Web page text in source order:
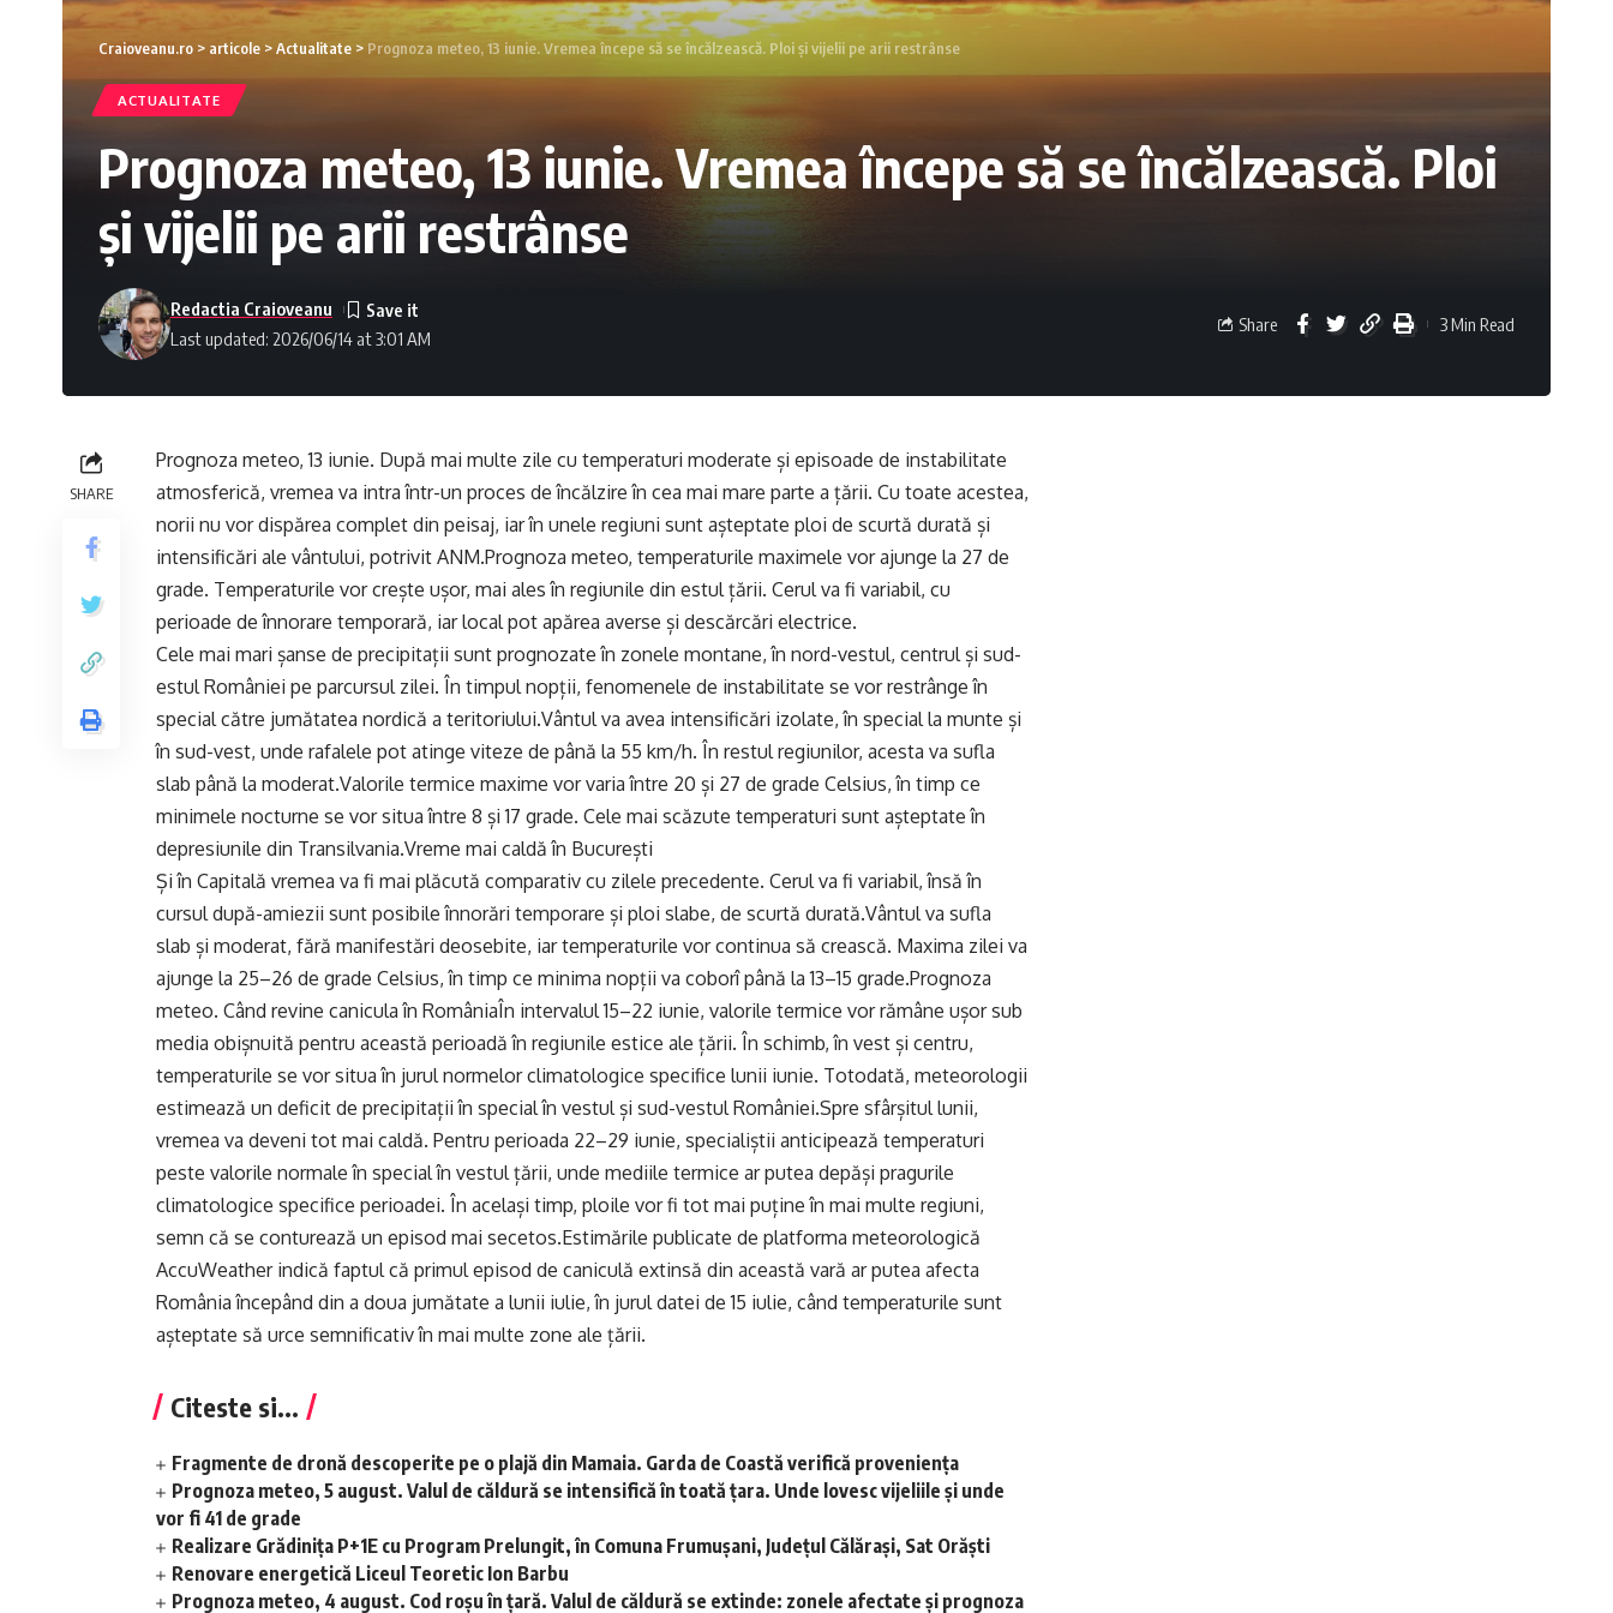
Craioveanu.ro > articole >Actualitate > Prognoza meteo, 13 iunie. Vremea începe să se încălzească. Ploi și vijelii pe arii restrânse
ACTUALITATE
Prognoza meteo, 13 iunie. Vremea începe să se încălzească. Ploi
și vijelii pe arii restrânse
Last updated: 2026/06/14 at 3:01 AM
Redactia Craioveanu
Share 3 Min Read
SHARE
Prognoza meteo, 13 iunie. După mai multe zile cu temperaturi moderate și episoade de instabilitate
atmosferică, vremea va intra într-un proces de încălzire în cea mai mare parte a țării. Cu toate acestea,
norii nu vor dispărea complet din peisaj, iar în unele regiuni sunt așteptate ploi de scurtă durată și
intensificări ale vântului, potrivit ANM.Prognoza meteo, temperaturile maximele vor ajunge la 27 de
grade. Temperaturile vor crește ușor, mai ales în regiunile din estul țării. Cerul va fi variabil, cu
perioade de înnorare temporară, iar local pot apărea averse și descărcări electrice.
Cele mai mari șanse de precipitații sunt prognozate în zonele montane, în nord-vestul, centrul și sud-
estul României pe parcursul zilei. În timpul nopții, fenomenele de instabilitate se vor restrânge în
special către jumătatea nordică a teritoriului.Vântul va avea intensificări izolate, în special la munte și
în sud-vest, unde rafalele pot atinge viteze de până la 55 km/h. În restul regiunilor, acesta va sufla
slab până la moderat.Valorile termice maxime vor varia între 20 și 27 de grade Celsius, în timp ce
minimele nocturne se vor situa între 8 și 17 grade. Cele mai scăzute temperaturi sunt așteptate în
depresiunile din Transilvania.Vreme mai caldă în București
Și în Capitală vremea va fi mai plăcută comparativ cu zilele precedente. Cerul va fi variabil, însă în
cursul după-amiezii sunt posibile înnorări temporare și ploi slabe, de scurtă durată.Vântul va sufla
slab și moderat, fără manifestări deosebite, iar temperaturile vor continua să crească. Maxima zilei va
ajunge la 25–26 de grade Celsius, în timp ce minima nopții va coborî până la 13–15 grade.Prognoza
meteo. Când revine canicula în RomâniaÎn intervalul 15–22 iunie, valorile termice vor rămâne ușor sub
media obișnuită pentru această perioadă în regiunile estice ale țării. În schimb, în vest și centru,
temperaturile se vor situa în jurul normelor climatologice specifice lunii iunie. Totodată, meteorologii
estimează un deficit de precipitații în special în vestul și sud-vestul României.Spre sfârșitul lunii,
vremea va deveni tot mai caldă. Pentru perioada 22–29 iunie, specialiștii anticipează temperaturi
peste valorile normale în special în vestul țării, unde mediile termice ar putea depăși pragurile
climatologice specifice perioadei. În același timp, ploile vor fi tot mai puține în mai multe regiuni,
semn că se conturează un episod mai secetos.Estimările publicate de platforma meteorologică
AccuWeather indică faptul că primul episod de caniculă extinsă din această vară ar putea afecta
România începând din a doua jumătate a lunii iulie, în jurul datei de 15 iulie, când temperaturile sunt
așteptate să urce semnificativ în mai multe zone ale țării.
Citeste si...
Fragmente de dronă descoperite pe o plajă din Mamaia. Garda de Coastă verifică proveniența
Prognoza meteo, 5 august. Valul de căldură se intensifică în toată țara. Unde lovesc vijeliile și unde
vor fi 41 de grade
Realizare Grădinița P+1E cu Program Prelungit, în Comuna Frumușani, Județul Călărași, Sat Orăști
Renovare energetică Liceul Teoretic Ion Barbu
Prognoza meteo, 4 august. Cod roșu în țară. Valul de căldură se extinde: zonele afectate și prognoza